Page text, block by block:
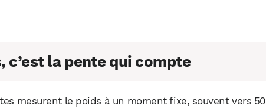
c’est la pente qui compte
mesurent le poids à un moment fixe, souvent vers 50
X